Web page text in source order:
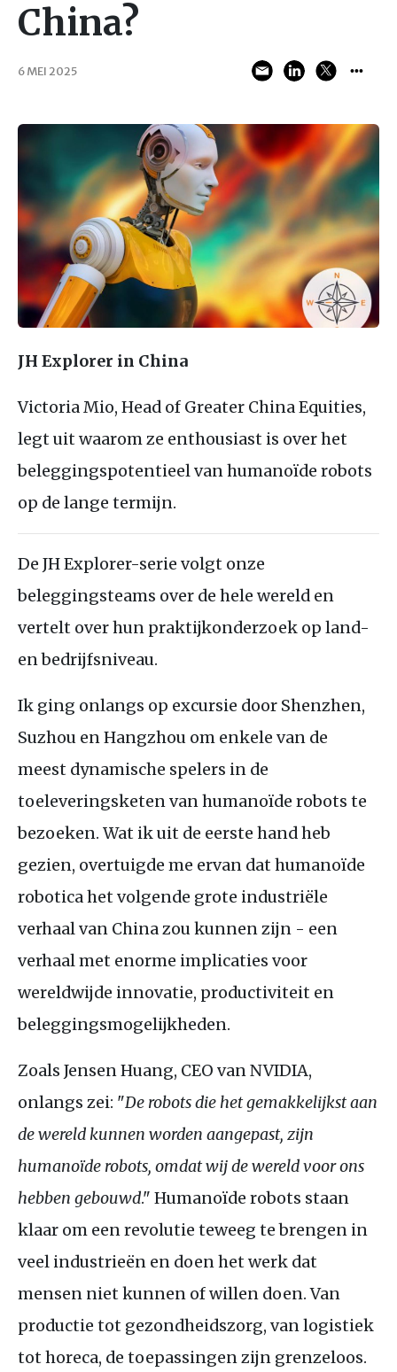
China?
6 MEI 2025
JH Explorer in China
Victoria Mio, Head of Greater China Equities,
legt uit waarom ze enthousiast is over het
beleggingspotentieel van humanoïde robots
op de lange termijn.
De JH Explorer-serie volgt onze
beleggingsteams over de hele wereld en
vertelt over hun praktijkonderzoek op land-
en bedrijfsniveau.
Ik ging onlangs op excursie door Shenzhen,
Suzhou en Hangzhou om enkele van de
meest dynamische spelers in de
toeleveringsketen van humanoïde robots te
bezoeken. Wat ik uit de eerste hand heb
gezien, overtuigde me ervan dat humanoïde
robotica het volgende grote industriële
verhaal van China zou kunnen zijn - een
verhaal met enorme implicaties voor
wereldwijde innovatie, productiviteit en
beleggingsmogelijkheden.
Zoals Jensen Huang, CEO van NVIDIA,
onlangs zei: "De robots die het gemakkelijkst aan
de wereld kunnen worden aangepast, zijn
humanoïde robots, omdat wij de wereld voor ons
hebben gebouwd." Humanoïde robots staan
klaar om een revolutie teweeg te brengen in
veel industrieën en doen het werk dat
mensen niet kunnen of willen doen. Van
productie tot gezondheidszorg, van logistiek
tot horeca, de toepassingen zijn grenzeloos.